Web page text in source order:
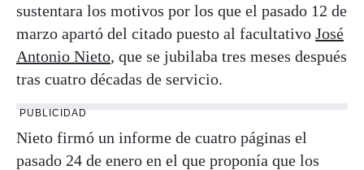
sustentara los motivos por los que el pasado 12 de
marzo apartó del citado puesto al facultativo José
Antonio Nieto, que se jubilaba tres meses después
tras cuatro décadas de servicio.
PUBLICIDAD
Nieto firmó un informe de cuatro páginas el
pasado 24 de enero en el que proponía que los